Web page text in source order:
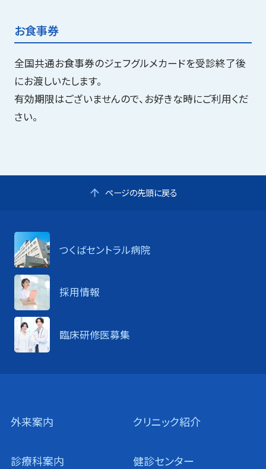
お食事券
全国共通お食事券のジェフグルメカードを受診終了後
にお渡しいたします。
有効期限はございませんので、お好きな時にご利用くだ
さい。
ページの先頭に戻る
つくばセントラル病院
採用情報
臨床研修医募集
外来案内 クリニック紹介
診療科案内 健診センター